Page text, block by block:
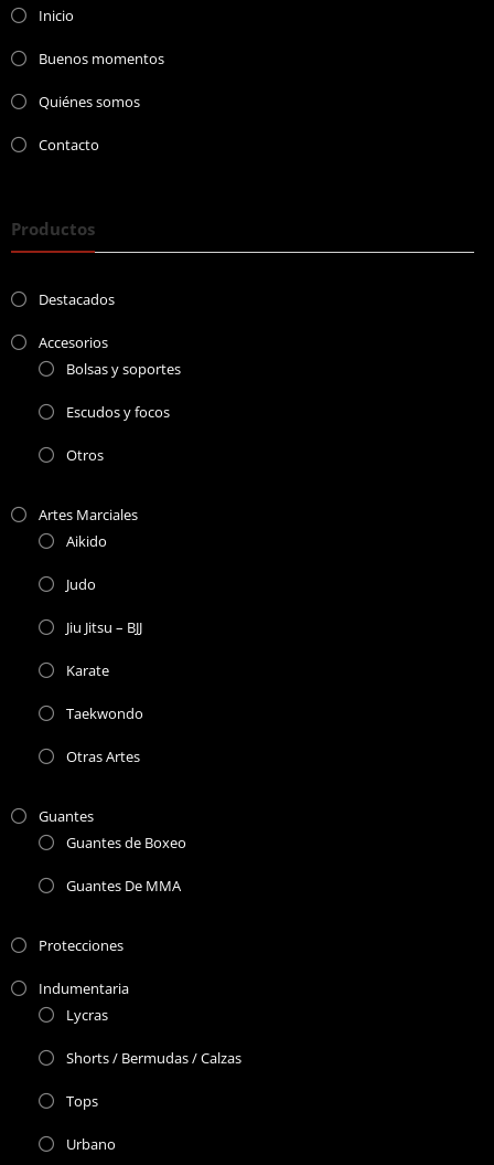
Inicio
Buenos momentos
Quiénes somos
Contacto
Productos
Destacados
Accesorios
Bolsas y soportes
Escudos y focos
Otros
Artes Marciales
Aikido
Judo
Jiu Jitsu – BJJ
Karate
Taekwondo
Otras Artes
Guantes
Guantes de Boxeo
Guantes De MMA
Protecciones
Indumentaria
Lycras
Shorts / Bermudas / Calzas
Tops
Urbano